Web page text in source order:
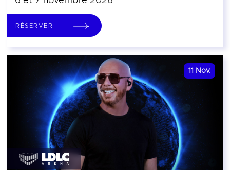
RÉSERVER
11 Nov.